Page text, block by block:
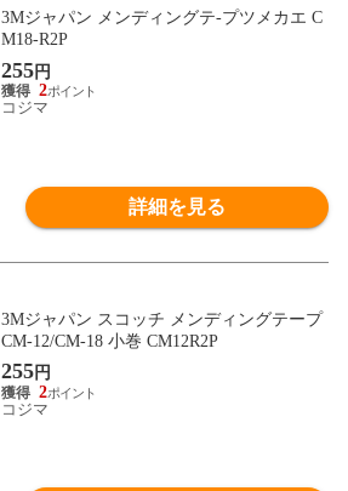
3Mジャパン メンディングテ-プツメカエ C
M18-R2P
255円
2
コジマ
詳細を見る
3Mジャパン スコッチ メンディングテープ
CM-12/CM-18 小巻 CM12R2P
255円
2
コジマ